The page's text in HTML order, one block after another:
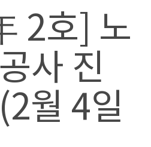
2호] 노
사 진
월 4일